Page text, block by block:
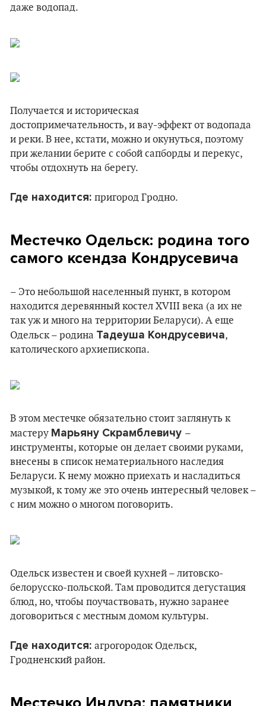
даже водопад.
Получается и историческая
достопримечательность, и вау-эффект от водопада
и реки. В нее, кстати, можно и окунуться, поэтому
при желании берите с собой сапборды и перекус,
чтобы отдохнуть на берегу.
Где находится: пригород Гродно.
Местечко Одельск: родина того
самого ксендза Кондрусевича
– Это небольшой населенный пункт, в котором
находится деревянный костел XVIII века (а их не
так уж и много на территории Беларуси). А еще
Одельск – родина Тадеуша Кондрусевича,
католического архиепископа.
В этом местечке обязательно стоит заглянуть к
мастеру Марьяну Скрамблевичу –
инструменты, которые он делает своими руками,
внесены в список нематериального наследия
Беларуси. К нему можно приехать и насладиться
музыкой, к тому же это очень интересный человек –
с ним можно о многом поговорить.
Одельск известен и своей кухней – литовско-
белорусско-польской. Там проводится дегустация
блюд, но, чтобы поучаствовать, нужно заранее
договориться с местным домом культуры.
Где находится: агрогородок Одельск,
Гродненский район.